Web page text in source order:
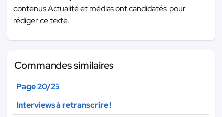
contenus Actualité et médias ont candidatés pour
rédiger ce texte.
Commandes similaires
Page 20/25
Interviews à retranscrire !